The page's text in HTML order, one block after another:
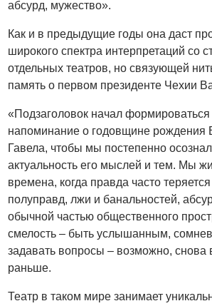
абсурд, мужество».
Как и в предыдущие годы она даст
широкого спектра интерпретаций со
отдельных театров, но связующей
память о первом президенте Чехии
«Подзаголовок начал формироваться
напоминание о годовщине рождения
Гавела, чтобы мы постепенно
актуальность его мыслей и тем. Мы
времена, когда правда часто
полуправд, лжи и банальностей,
обычной частью общественного
смелость – быть услышанным,
задавать вопросы – возможно, снова
раньше.
Театр в таком мире занимает